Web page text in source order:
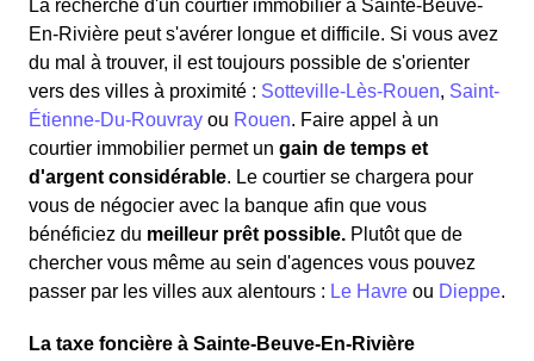
La recherche d'un courtier immobilier à Sainte-Beuve-
En-Rivière peut s'avérer longue et difficile. Si vous avez
du mal à trouver, il est toujours possible de s'orienter
vers des villes à proximité : Sotteville-Lès-Rouen, Saint-
Étienne-Du-Rouvray ou Rouen. Faire appel à un
courtier immobilier permet un gain de temps et
d'argent considérable. Le courtier se chargera pour
vous de négocier avec la banque afin que vous
bénéficiez du meilleur prêt possible. Plutôt que de
chercher vous même au sein d'agences vous pouvez
passer par les villes aux alentours : Le Havre ou Dieppe.
La taxe foncière à Sainte-Beuve-En-Rivière